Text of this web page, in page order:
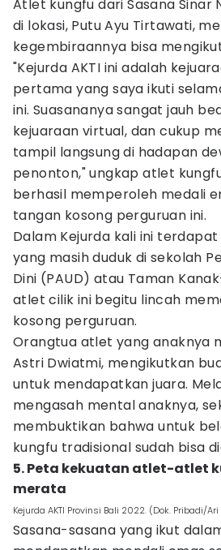
Atlet kungfu dari Sasana Sinar
di lokasi, Putu Ayu Tirtawati,
kegembiraannya bisa
"Kejurda AKTI ini adalah
pertama yang saya ikuti
ini. Suasananya sangat jauh
kejuaraan virtual, dan cukup
tampil langsung di hadapan
penonton," ungkap atlet
berhasil memperoleh medali
tangan kosong perguruan ini.
Dalam Kejurda kali ini
yang masih duduk di sekolah
Dini (PAUD) atau Taman
atlet cilik ini begitu lincah
kosong perguruan.
Orangtua atlet yang anaknya
Astri Dwiatmi, mengikutkan
untuk mendapatkan juara.
mengasah mental anaknya,
membuktikan bahwa untuk
kungfu tradisional sudah bisa
5. Peta kekuatan atlet-atlet
merata
Kejurda AKTI Provinsi Bali 2022. (Dok. Pribadi/
Sasana-sasana yang ikut